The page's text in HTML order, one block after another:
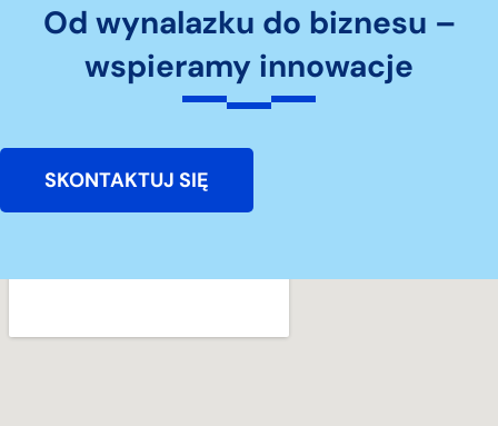
Od wynalazku do biznesu –
wspieramy innowacje
SKONTAKTUJ SIĘ